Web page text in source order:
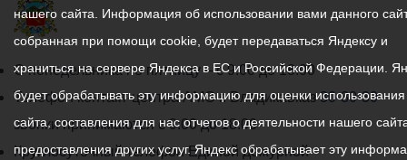
График
работы
администрации
местного
С понедельника по пятницу – с 9.00 до 18.00
Телефон контакт-центра АМС г. Владикавказ30-30-30
звонки принимаются с 9:00 до 18:00
Круглосуточный телефон Единой дежурной
нашего сайта. Информация об использовании вами данного
собранная при помощи cookie, будет передаваться Яндексу и
храниться на сервере Яндекса в ЕС и Российской Федерации.
будет обрабатывать эту информацию для оценки
сайта, составления для нас отчетов о деятельности нашего
предоставления других услуг. Яндекс обрабатывает эту